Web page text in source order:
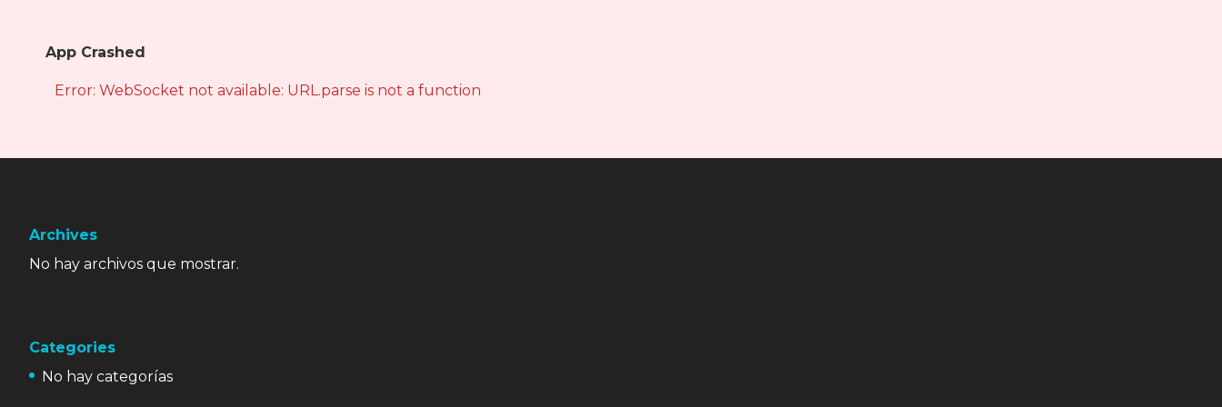
App Crashed
Error: WebSocket not available: URL.parse is not a function
Archives
No hay archivos que mostrar.
Categories
No hay categorías